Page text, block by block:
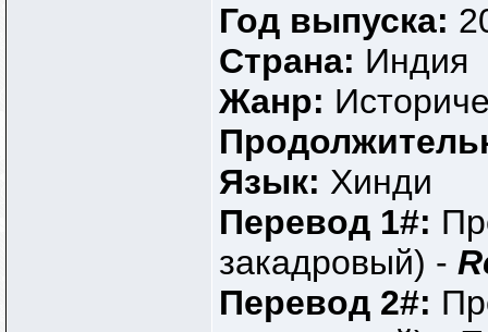
Год выпуска:
Страна: Индия
Жанр:
Язык: Хинди
Перевод 1#:
закадровый) -
Перевод 2#: